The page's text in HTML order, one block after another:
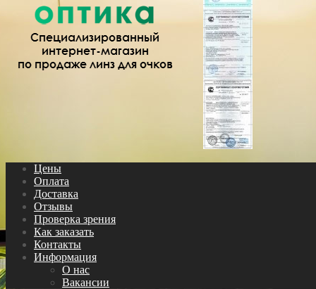
Цены
Оплата
Доставка
Отзывы
Проверка зрения
Как заказать
Контакты
Информация
О нас
Вакансии